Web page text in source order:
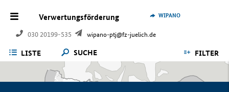
Verwertungsförderung
030 20199-535 wipano-ptj@fz-juelich.de
WIPANO
LISTE SUCHE FILTER